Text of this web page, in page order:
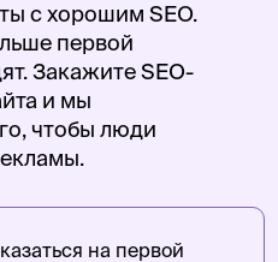
с хорошим SEO.
первой
Закажите SEO-
и мы
чтобы люди
на первой